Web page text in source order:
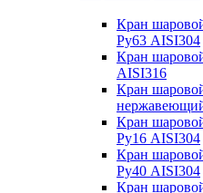
Кран
Ру63 AISI304
Кран
AISI316
Кран
Кран
Ру16 AISI304
Кран
Ру40 AISI304
Кран